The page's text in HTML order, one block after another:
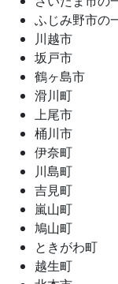
ふじみ野市の
川越市
坂戸市
鶴ヶ島市
滑川町
上尾市
桶川市
伊奈町
川島町
吉見町
嵐山町
鳩山町
ときがわ町
越生町